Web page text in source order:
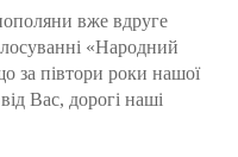
вже вдруге
«Народний
за півтори роки нашої
Вас, дорогі наші